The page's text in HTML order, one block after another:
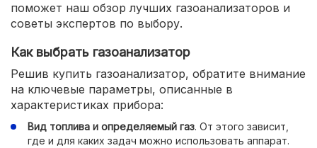
поможет наш обзор лучших газоанализаторов и
советы экспертов по выбору.
Как выбрать газоанализатор
Решив купить газоанализатор, обратите внимание
на ключевые параметры, описанные в
характеристиках прибора:
Вид топлива и определяемый газ. От этого зависит,
где и для каких задач можно использовать аппарат.